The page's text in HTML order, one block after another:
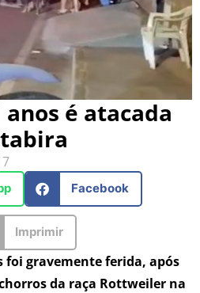
é atacada
Facebook
Imprimir
foi gravemente ferida, após
da raça Rottweiler na